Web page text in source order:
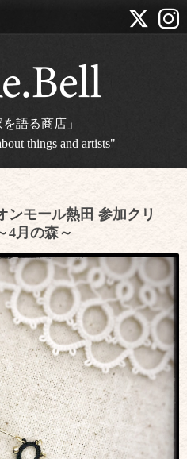
を語る商店」
things and artists"
ンモール熱田 参加クリ
4月の森～